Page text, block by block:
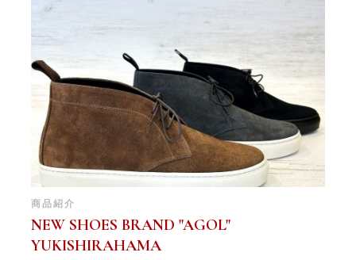
商品紹介
NEW SHOES BRAND "AGOL"
YUKISHIRAHAMA